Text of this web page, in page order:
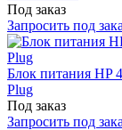
Под заказ
Запросить под
Блок питания HP
Plug
Под заказ
Запросить под